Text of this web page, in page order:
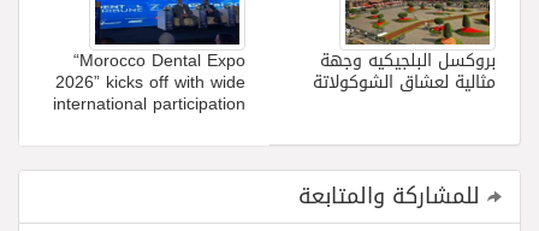
“Morocco Dental Expo
2026” kicks off with wide
international participation
بروكسل البلجيكيه وجهة
مثالية لعشاق الشوكولاتة
للمشاركة والمتابعة